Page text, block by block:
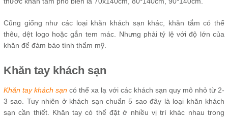
Cũng giống như các loại khăn khách sạn khác, khăn tắm có thể
thêu, dệt logo hoặc gắn tem mác. Nhưng phải tỷ lệ với độ lớn của
khăn để đảm bảo tính thẩm mỹ.
Khăn tay khách sạn
Khăn tay khách sạn có thể xa lạ với các khách sạn quy mô nhỏ từ 2-
3 sao. Tuy nhiên ở khách sạn chuẩn 5 sao đây là loại khăn khách
sạn cần thiết. Khăn tay có thể đặt ở nhiều vị trí khác nhau trong